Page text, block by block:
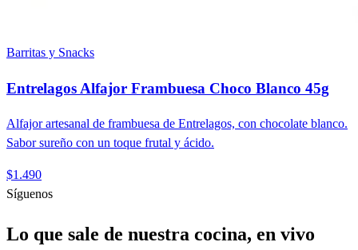
Barritas y Snacks
Entrelagos Alfajor Frambuesa Choco Blanco 45g
Alfajor artesanal de frambuesa de Entrelagos, con chocolate blanco.
Sabor sureño con un toque frutal y ácido.
$1.490
Síguenos
Lo que sale de nuestra cocina, en vivo